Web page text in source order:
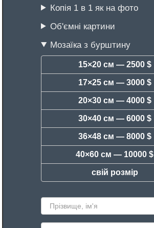
Копія 1 в 1 як на фото
Об'ємні картини
Мозаїка з бурштину
15×20 см — 2500 $
17×25 см — 3000 $
20×30 см — 4000 $
30×40 см — 6000 $
36×48 см — 8000 $
40×60 см — 10000 $
свій розмір